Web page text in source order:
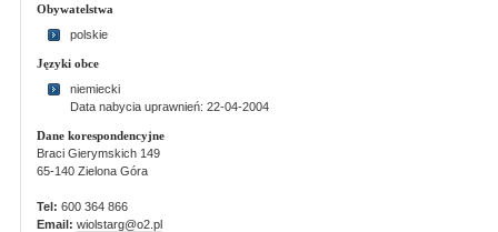
Obywatelstwa
polskie
Języki obce
niemiecki
Data nabycia uprawnień: 22-04-2004
Dane korespondencyjne
Braci Gierymskich 149
65-140 Zielona Góra
Tel: 600 364 866
Email: wiolstarg@o2.pl